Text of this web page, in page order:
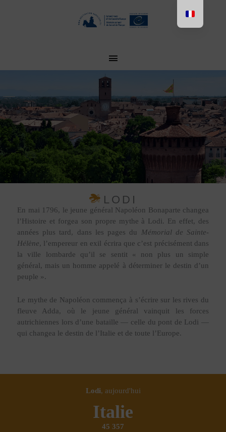
MENU
PRINCIPALE
LODI
En mai 1796, le jeune général Napoléon Bonaparte changea
l’Histoire et forgea son propre mythe à Lodi. En effet, des
années plus tard, dans les pages du Mémorial de Sainte-
Hélène, l’empereur en exil écrira que c’est précisément dans
la ville lombarde qu’il se sentit « non plus un simple
général, mais un homme appelé à déterminer le destin d’un
peuple ».
Le mythe de Napoléon commença à s’écrire sur les rives du
fleuve Adda, où le jeune général vainquit les forces
autrichiennes lors d’une bataille — celle du pont de Lodi —
qui changea le destin de l’Italie et de toute l’Europe.
Lodi, aujourd'hui
Italie
45 357